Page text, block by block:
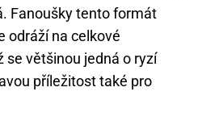
Fanoušky tento formát
odráží na celkové
se většinou jedná o ryzí
příležitost také pro